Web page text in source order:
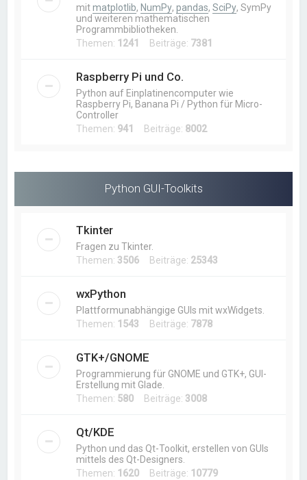
mitmatplotlib, NumPy,pandas,SciPy, SymPy
und weiteren mathematischen
Programmbibliotheken.
Themen: 1241 Beiträge: 7381
Raspberry Pi und Co.
Python auf Einplatinencomputer wie
Raspberry Pi, Banana Pi / Python für Micro-
Controller
Themen: 941 Beiträge: 8002
Python GUI-Toolkits
Tkinter
Fragen zu Tkinter.
Themen: 3506 Beiträge: 25343
wxPython
Plattformunabhängige GUIs mit wxWidgets.
Themen: 1543 Beiträge: 7878
GTK+/GNOME
Programmierung für GNOME und GTK+, GUI-
Erstellung mit Glade.
Themen: 580 Beiträge: 3008
Qt/KDE
Python und das Qt-Toolkit, erstellen von GUIs
mittels des Qt-Designers.
Themen: 1620 Beiträge: 10779